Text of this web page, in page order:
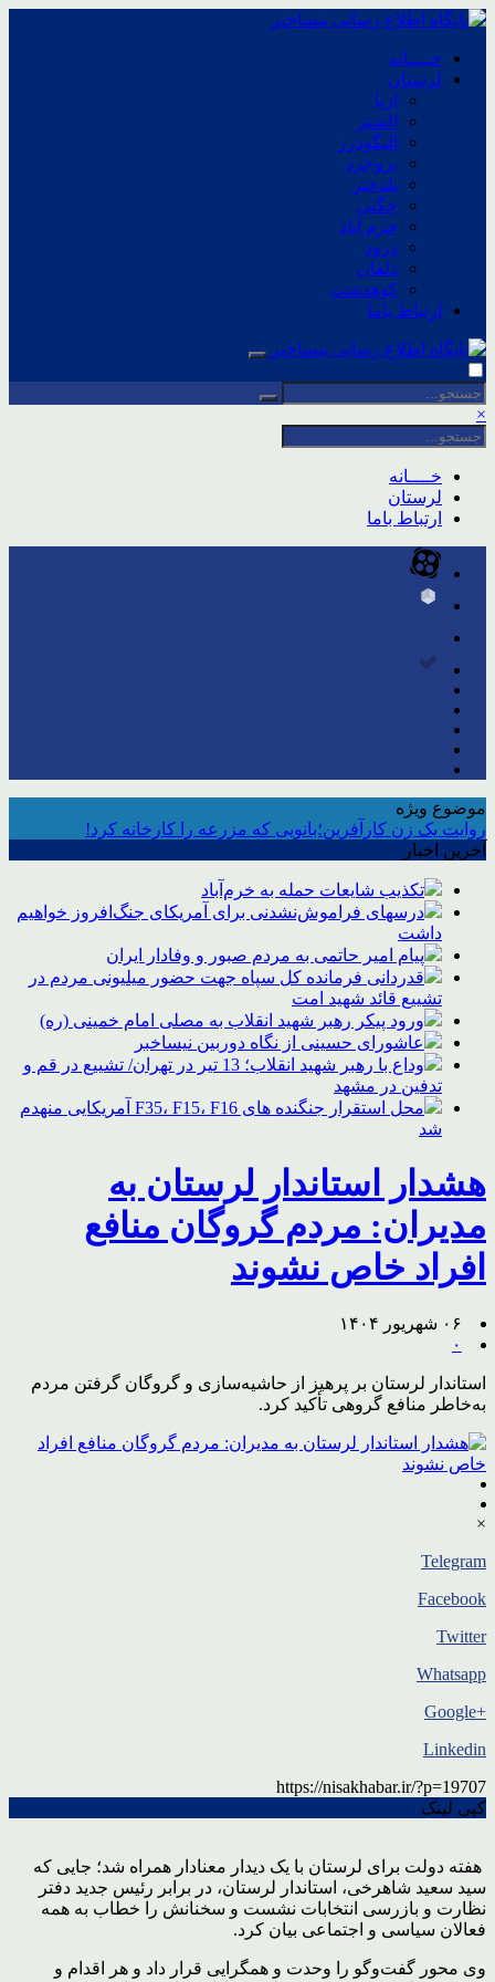
خــــانه
لرستان
ازنا
الشتر
الیگودرز
بروجرد
پلدختر
چگنی
خرم آباد
درود
دلفان
کوهدشت
ارتباط باما
×
خــــانه
لرستان
ارتباط باما
موضوع ویژه
روایت یک زن کارآفرین؛بانویی که مزرعه را کارخانه کرد!
آخرین اخبار
تکذیب شایعات حمله به خرم‌آباد
درسهای فراموش‌نشدنی برای آمریکای جنگ‌افروز خواهیم
داشت
پیام امیر حاتمی به مردم صبور و وفادار ایران
قدردانی فرمانده کل سپاه جهت حضور میلیونی مردم در
تشییع قائد شهید امت
ورود پیکر رهبر شهید انقلاب به مصلی امام خمینی (ره)
عاشورای حسینی از نگاه دوربین نیساخبر
وداع با رهبر شهید انقلاب؛ 13 تیر در تهران/ تشییع در قم و
تدفین در مشهد
محل استقرار جنگنده های F35، F15، F16 آمریکایی منهدم
شد
هشدار استاندار لرستان به
مدیران: مردم گروگان منافع
افراد خاص نشوند
۰۶ شهریور ۱۴۰۴
۰
استاندار لرستان بر پرهیز از حاشیه‌سازی و گروگان گرفتن مردم
به‌خاطر منافع گروهی تأکید کرد.
×
Telegram
Facebook
Twitter
Whatsapp
+Google
Linkedin
https://nisakhabar.ir/?p=19707
کپی لینک
هفته دولت برای لرستان با یک دیدار معنادار همراه شد؛ جایی که
سید سعید شاهرخی، استاندار لرستان، در برابر رئیس جدید دفتر
نظارت و بازرسی انتخابات نشست و سخنانش را خطاب به همه
فعالان سیاسی و اجتماعی بیان کرد.
وی محور گفت‌وگو را وحدت و همگرایی قرار داد و هر اقدام و